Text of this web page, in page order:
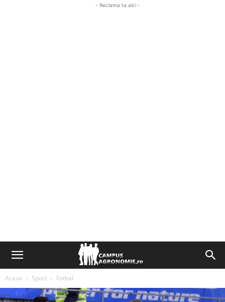
- Reclama ta aici -
Acasa Sport Fotbal